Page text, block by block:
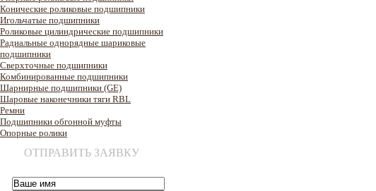
Конические роликовые подшипники
Игольчатые подшипники
Роликовые цилиндрические подшипники
Радиальные однорядные шариковые
подшипники
Сверхточные подшипники
Комбинированные подшипники
Шарнирные подшипники (GE)
Шаровые наконечники тяги RBL
Ремни
Подшипники обгонной муфты
Опорные ролики
ОТПРАВИТЬ ЗАЯВКУ